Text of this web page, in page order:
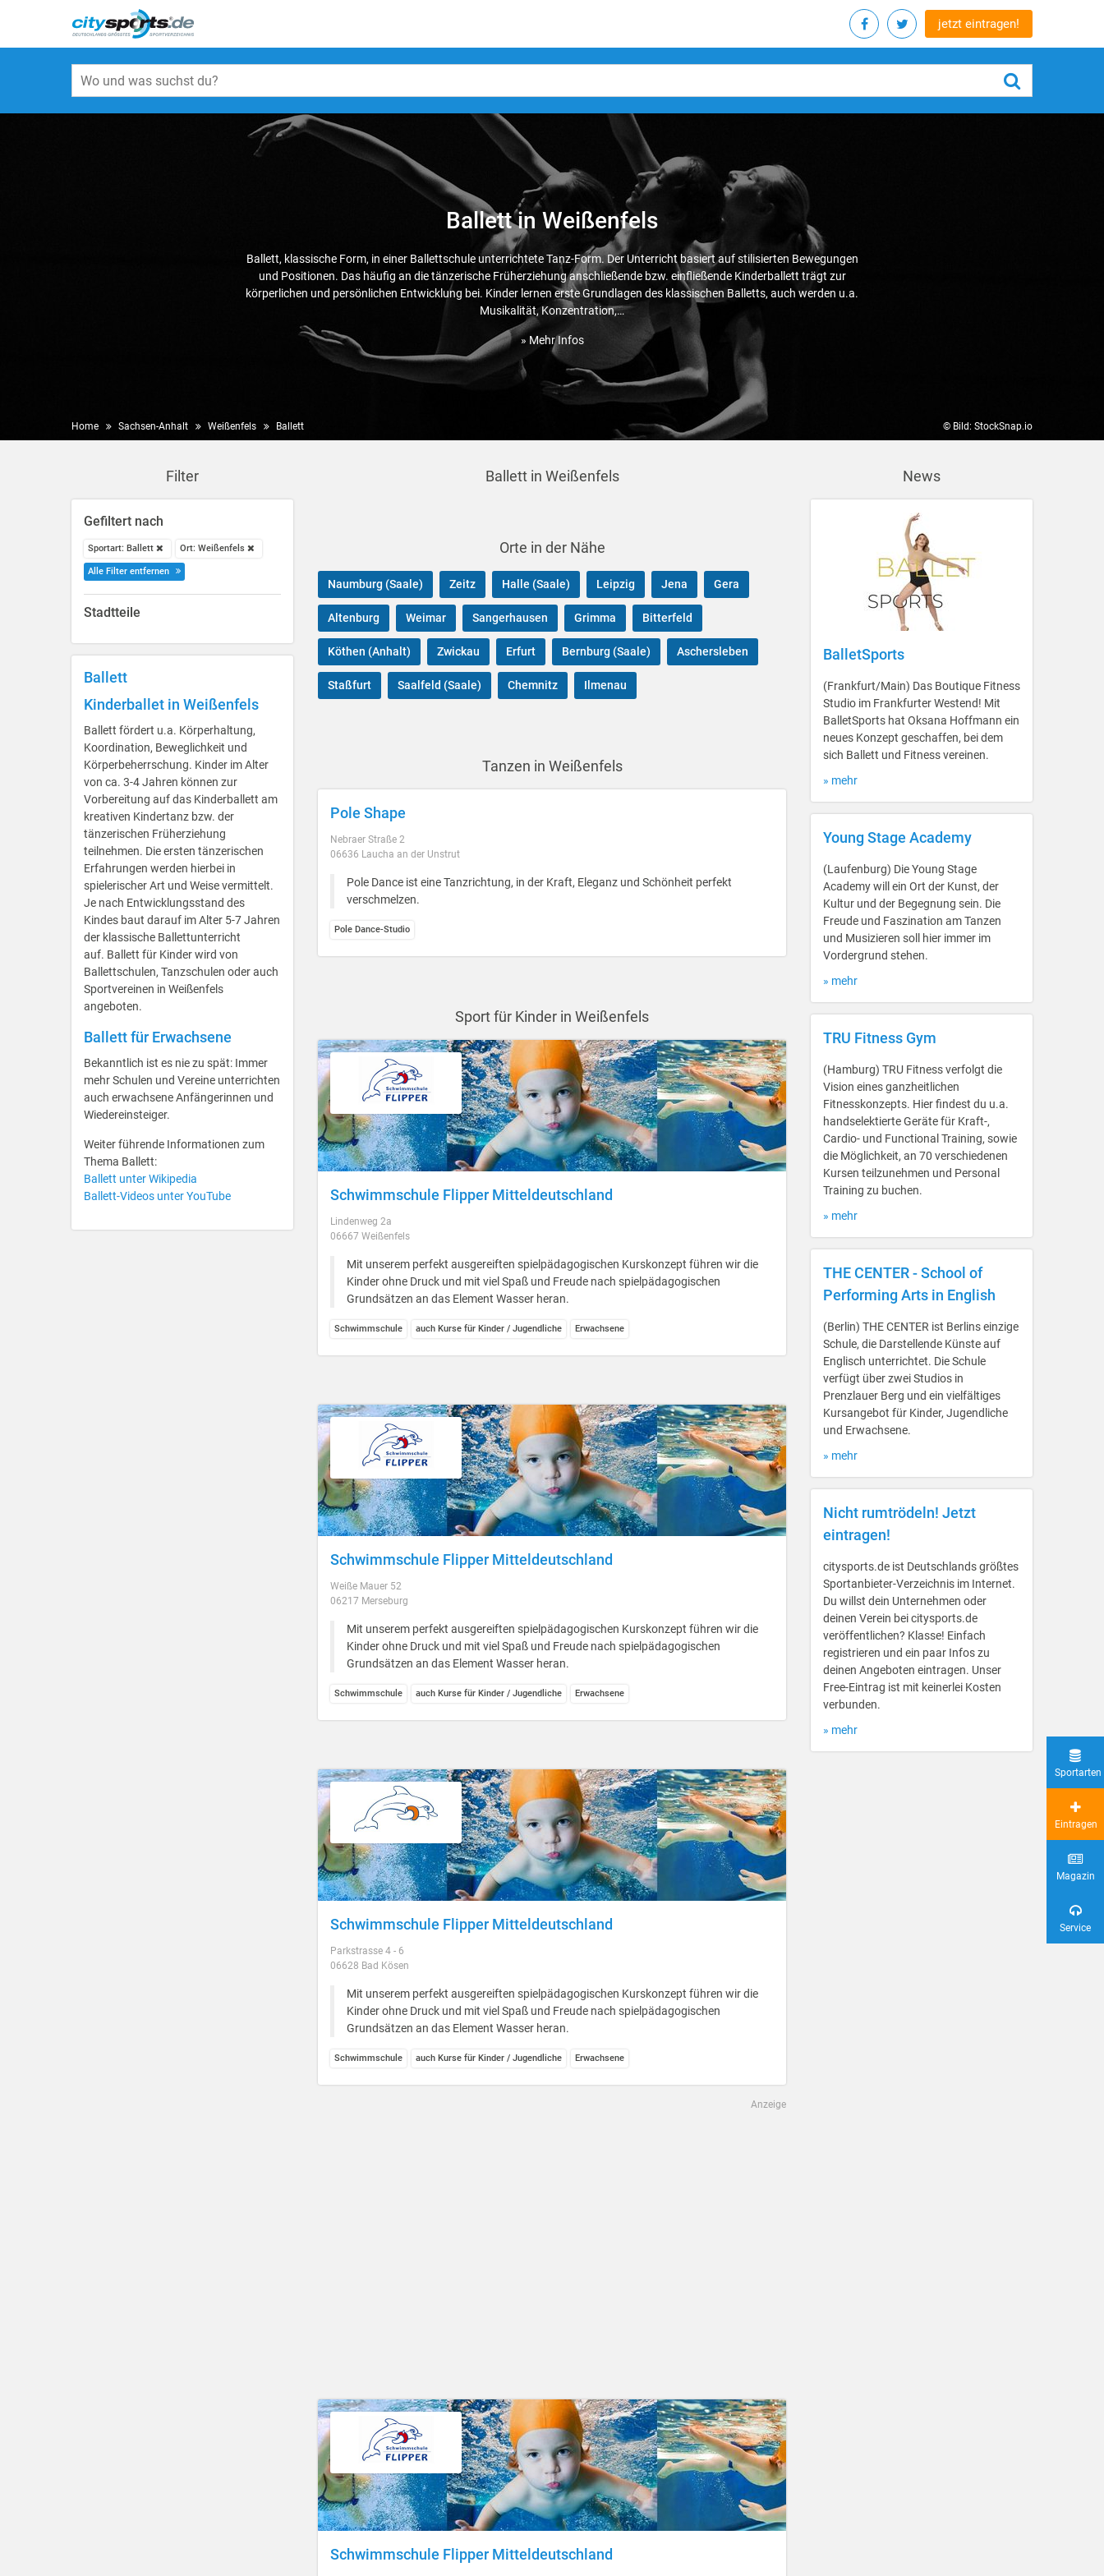
jetzt eintragen!
Ballett in Weißenfels
Ballett, klassische Form, in einer Ballettschule unterrichtete Tanz-Form. Der Unterricht basiert auf stilisierten Bewegungen
und Positionen. Das häufig an die tänzerische Früherziehung anschließende bzw. einfließende Kinderballett trägt zur
körperlichen und persönlichen Entwicklung bei. Kinder lernen erste Grundlagen des klassischen Balletts, auch werden u.a.
Musikalität, Konzentration,…
» Mehr Infos
Home Sachsen-Anhalt Weißenfels Ballett © Bild: StockSnap.io
Filter
Gefiltert nach
Sportart: Ballett Ort: Weißenfels
Alle Filter entfernen
Stadtteile
Ballett
Kinderballet in Weißenfels
Ballett fördert u.a. Körperhaltung,
Koordination, Beweglichkeit und
Körperbeherrschung. Kinder im Alter
von ca. 3-4 Jahren können zur
Vorbereitung auf das Kinderballett am
kreativen Kindertanz bzw. der
tänzerischen Früherziehung
teilnehmen. Die ersten tänzerischen
Erfahrungen werden hierbei in
spielerischer Art und Weise vermittelt.
Je nach Entwicklungsstand des
Kindes baut darauf im Alter 5-7 Jahren
der klassische Ballettunterricht
auf. Ballett für Kinder wird von
Ballettschulen, Tanzschulen oder auch
Sportvereinen in Weißenfels
angeboten.
Ballett für Erwachsene
Bekanntlich ist es nie zu spät: Immer
mehr Schulen und Vereine unterrichten
auch erwachsene Anfängerinnen und
Wiedereinsteiger.
Weiter führende Informationen zum
Thema Ballett:
Ballett unter Wikipedia
Ballett-Videos unter YouTube
Ballett in Weißenfels
Orte in der Nähe
Naumburg (Saale) Zeitz Halle (Saale) Leipzig Jena Gera
Altenburg Weimar Sangerhausen Grimma Bitterfeld
Köthen (Anhalt) Zwickau Erfurt Bernburg (Saale) Aschersleben
Staßfurt Saalfeld (Saale) Chemnitz Ilmenau
Tanzen in Weißenfels
Pole Shape
Nebraer Straße 2
06636 Laucha an der Unstrut
Pole Dance ist eine Tanzrichtung, in der Kraft, Eleganz und Schönheit perfekt
verschmelzen.
Pole Dance-Studio
Sport für Kinder in Weißenfels
Schwimmschule Flipper Mitteldeutschland
Lindenweg 2a
06667 Weißenfels
Mit unserem perfekt ausgereiften spielpädagogischen Kurskonzept führen wir die
Kinder ohne Druck und mit viel Spaß und Freude nach spielpädagogischen
Grundsätzen an das Element Wasser heran.
Schwimmschule auch Kurse für Kinder / Jugendliche Erwachsene
Schwimmschule Flipper Mitteldeutschland
Weiße Mauer 52
06217 Merseburg
Mit unserem perfekt ausgereiften spielpädagogischen Kurskonzept führen wir die
Kinder ohne Druck und mit viel Spaß und Freude nach spielpädagogischen
Grundsätzen an das Element Wasser heran.
Schwimmschule auch Kurse für Kinder / Jugendliche Erwachsene
Schwimmschule Flipper Mitteldeutschland
Parkstrasse 4 - 6
06628 Bad Kösen
Mit unserem perfekt ausgereiften spielpädagogischen Kurskonzept führen wir die
Kinder ohne Druck und mit viel Spaß und Freude nach spielpädagogischen
Grundsätzen an das Element Wasser heran.
Schwimmschule auch Kurse für Kinder / Jugendliche Erwachsene
Anzeige
Schwimmschule Flipper Mitteldeutschland
News
BalletSports
(Frankfurt/Main) Das Boutique Fitness
Studio im Frankfurter Westend! Mit
BalletSports hat Oksana Hoffmann ein
neues Konzept geschaffen, bei dem
sich Ballett und Fitness vereinen.
» mehr
Young Stage Academy
(Laufenburg) Die Young Stage
Academy will ein Ort der Kunst, der
Kultur und der Begegnung sein. Die
Freude und Faszination am Tanzen
und Musizieren soll hier immer im
Vordergrund stehen.
» mehr
TRU Fitness Gym
(Hamburg) TRU Fitness verfolgt die
Vision eines ganzheitlichen
Fitnesskonzepts. Hier findest du u.a.
handselektierte Geräte für Kraft-,
Cardio- und Functional Training, sowie
die Möglichkeit, an 70 verschiedenen
Kursen teilzunehmen und Personal
Training zu buchen.
» mehr
THE CENTER - School of
Performing Arts in English
(Berlin) THE CENTER ist Berlins einzige
Schule, die Darstellende Künste auf
Englisch unterrichtet. Die Schule
verfügt über zwei Studios in
Prenzlauer Berg und ein vielfältiges
Kursangebot für Kinder, Jugendliche
und Erwachsene.
» mehr
Nicht rumtrödeln! Jetzt
eintragen!
citysports.de ist Deutschlands größtes
Sportanbieter-Verzeichnis im Internet.
Du willst dein Unternehmen oder
deinen Verein bei citysports.de
veröffentlichen? Klasse! Einfach
registrieren und ein paar Infos zu
deinen Angeboten eintragen. Unser
Free-Eintrag ist mit keinerlei Kosten
verbunden.
» mehr
Sportarten
Eintragen
Magazin
Service